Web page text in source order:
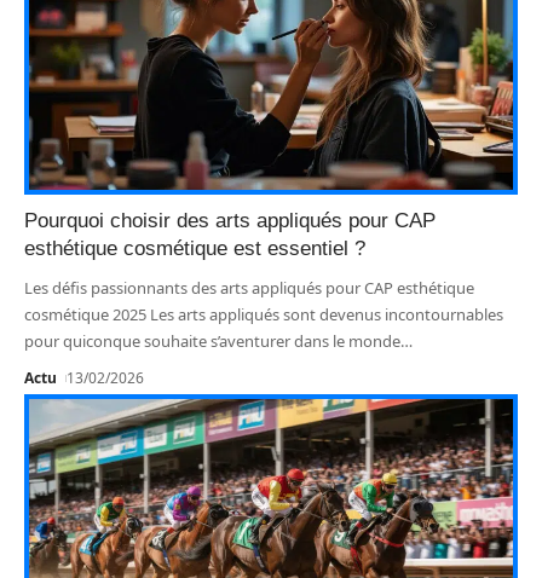
Pourquoi choisir des arts appliqués pour CAP
esthétique cosmétique est essentiel ?
Les défis passionnants des arts appliqués pour CAP esthétique
cosmétique 2025 Les arts appliqués sont devenus incontournables
pour quiconque souhaite s’aventurer dans le monde…
Actu 13/02/2026